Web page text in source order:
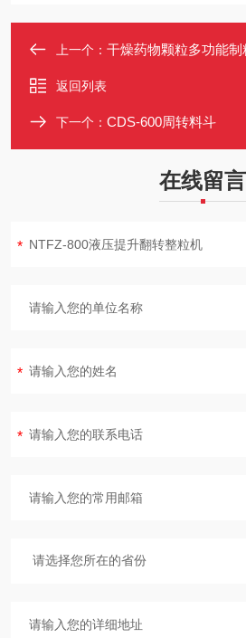
上一个： 干燥药物颗粒多功能制
返回列表
下一个： CDS-600周转料斗
在线留言